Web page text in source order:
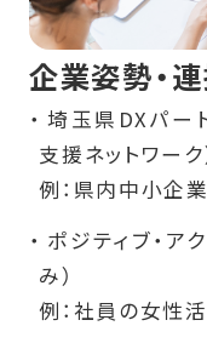
企業姿勢・
埼玉県DXパー
支援ネットワーク
例：県内中小企
ポジティブ・ア
み）
例：社員の女性